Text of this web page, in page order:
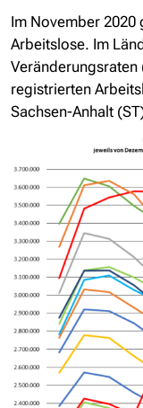
Im November
Arbeitslose. Im
registrierten
Sachsen-Anhalt